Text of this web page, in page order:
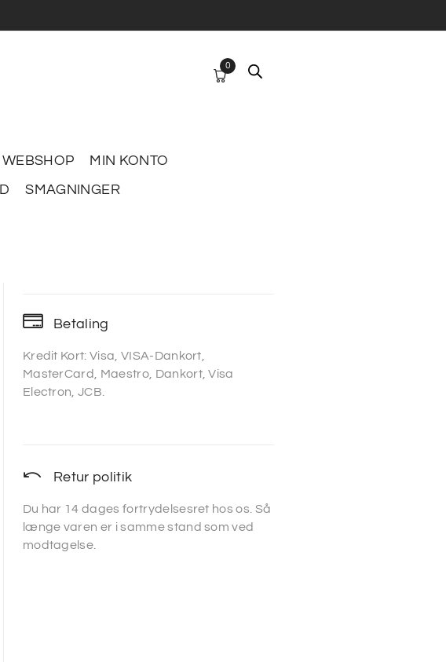
WEBSHOP
MIN KONTO
SMAGNINGER
0
Betaling
Kredit Kort: Visa, VISA-Dankort,
MasterCard, Maestro, Dankort, Visa
Electron, JCB.
Retur politik
Du har 14 dages fortrydelsesret hos os. Så
længe varen er i samme stand som ved
modtagelse.